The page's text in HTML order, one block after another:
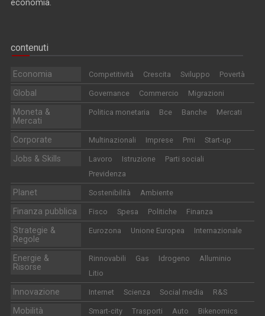
economia.
contenuti
Economia Competitività Crescita Sviluppo Povertà
Global Governance Commercio Migrazioni
Moneta &
Mercati
Politica monetaria Bce Banche Mercati
Corporate Multinazionali Imprese Pmi Start-up
Jobs & Skills Lavoro Istruzione
Parti sociali
Previdenza
Planet Sostenibilità Ambiente
Finanza pubblica Fisco Spesa Politiche Finanza
Strategie &
Regole
Eurozona Unione Europea Internazionale
Energie &
Risorse
Rinnovabili Gas Idrogeno
Alluminio
Litio
Innovazione Internet Scienza Social media R&S
Mobilità Smart-city Trasporti Auto Bikenomics